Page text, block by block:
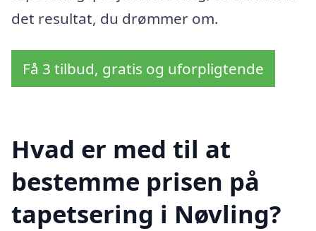
det resultat, du drømmer om.
Få 3 tilbud, gratis og uforpligtende
Hvad er med til at
bestemme prisen på
tapetsering i Nøvling?